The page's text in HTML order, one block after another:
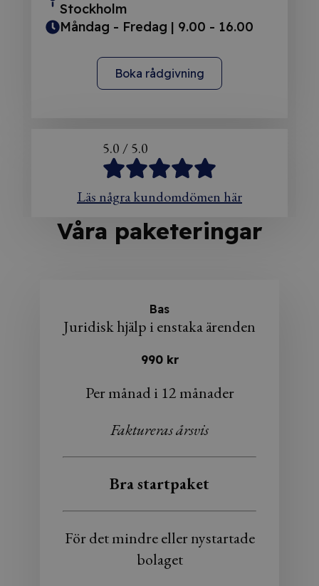
Stockholm
Måndag - Fredag | 9.00 - 16.00
Boka rådgivning
5.0 / 5.0
Läs några kundomdömen här
Våra paketeringar
Bas
Juridisk hjälp i enstaka ärenden
990 kr
Per månad i 12 månader
Faktureras årsvis
Bra startpaket
För det mindre eller nystartade
bolaget